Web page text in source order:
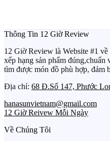
Thông Tin 12 Giờ Review
12 Giờ Review là Website #1 về
xếp hạng sản phẩm
tìm được món đồ phù hợp, đảm
Địa chỉ: 68 Đ.Số 147, Phước
hanasunvietnam@gmail.com
12 Giờ Reivew Mỗi Ngày
Về Chúng Tôi